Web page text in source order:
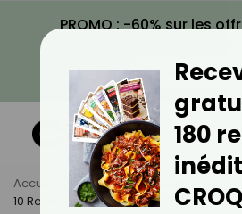
PROMO : -60% sur les
VOIR LA
Accueil Actus
Recettes
10 Recettes Du Sud-Ouest En Version
180